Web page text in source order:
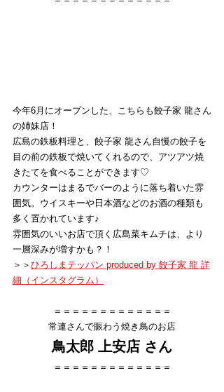
今年6月にオープンした、こちらも餃子家 龍さん
の姉妹店！
広島の鉄板料理と、餃子家 龍さん自慢の餃子を
目の前の鉄板で焼いてくれるので、アツアツ焼
きたてを食べることができます♡
カウンターはまるでバーのように落ち着いた雰
囲気。ウイスキーや日本酒などのお酒の種類も
多く置かれています♪
雰囲気のいいお店で頂く広島菜キムチは、より
一層深みが増すかも？！
＞＞ ひろしまテッパン produced by 餃子家 龍 詳
細（インスタグラム）
＝＝＝＝＝＝＝＝＝＝＝＝＝
常連さんで賑わう焼き鳥のお店
鳥太郎 上安店 さん
＝＝＝＝＝＝＝＝＝＝＝＝＝